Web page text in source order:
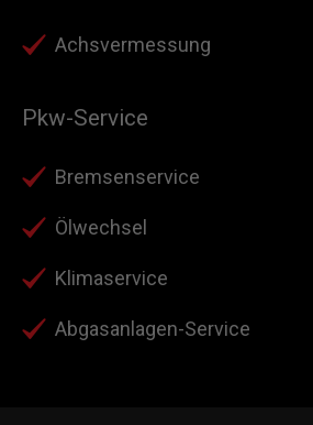
Achsvermessung
Pkw-Service
Bremsenservice
Ölwechsel
Klimaservice
Abgasanlagen-Service